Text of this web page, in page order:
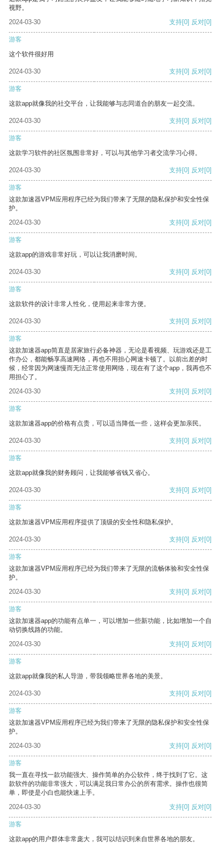
视野。
2024-03-30
支持[0] 反对[0]
游客
这个软件很好用
2024-03-30 支持[0] 反对[0]
游客
这款app就像我的社交平台，让我能够与志同道合的朋友一起交流。
2024-03-30 支持[0] 反对[0]
游客
这款学习软件的社区氛围非常好，可以与其他学习者交流学习心得。
2024-03-30 支持[0] 反对[0]
游客
这款加速器VPM应用程序已经为我们带来了无限的隐私保护和安全性保
护。
2024-03-30
支持[0] 反对[0]
游客
这款app的游戏非常好玩，可以让我消磨时间。
2024-03-30 支持[0] 反对[0]
游客
这款软件的设计非常人性化，使用起来非常方便。
2024-03-30 支持[0] 反对[0]
游客
这款加速器app简直是居家旅行必备神器，无论是看视频、玩游戏还是工
作办公，都能畅享高速网络，再也不用担心网速卡顿了。以前出差的时
候，经常因为网速慢而无法正常使用网络，现在有了这个app，我再也不
用担心了。
2024-03-30
支持[0] 反对[0]
游客
这款加速器app的价格有点贵，可以适当降低一些，这样会更加亲民。
2024-03-30 支持[0] 反对[0]
游客
这款app就像我的财务顾问，让我能够省钱又省心。
2024-03-30 支持[0] 反对[0]
游客
这款加速器VPM应用程序提供了顶级的安全性和隐私保护。
2024-03-30 支持[0] 反对[0]
游客
这款加速器VPM应用程序已经为我们带来了无限的流畅体验和安全性保
护。
2024-03-30
支持[0] 反对[0]
游客
这款加速器app的功能有点单一，可以增加一些新功能，比如增加一个自
动切换线路的功能。
2024-03-30
支持[0] 反对[0]
游客
这款app就像我的私人导游，带我领略世界各地的美景。
2024-03-30 支持[0] 反对[0]
游客
这款加速器VPM应用程序已经为我们带来了无限的隐私保护和安全性保
护。
2024-03-30
支持[0] 反对[0]
游客
我一直在寻找一款功能强大、操作简单的办公软件，终于找到了它。这
款软件的功能非常强大，可以满足我日常办公的所有需求。操作也很简
单，即使是小白也能快速上手。
2024-03-30
支持[0] 反对[0]
游客
这款app的用户群体非常庞大，我可以结识到来自世界各地的朋友。